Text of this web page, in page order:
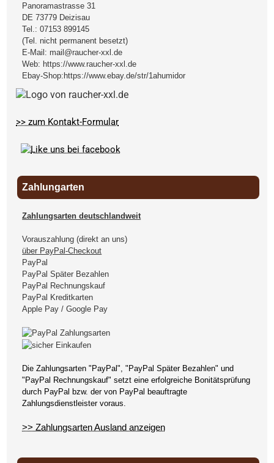
Panoramastrasse 31
DE 73779 Deizisau
Tel.:07153 899145
(Tel. nicht permanent besetzt)
E-Mail: mail@raucher-xxl.de
Web: https://www.raucher-xxl.de
Ebay-Shop: https://www.ebay.de/str/1ahumidor
>> zum Kontakt-Formular
Zahlungarten
Zahlungsarten deutschlandweit
Vorauszahlung (direkt an uns)
über PayPal-Checkout
PayPal
PayPal Später Bezahlen
PayPal Rechnungskauf
PayPal Kreditkarten
Apple Pay / Google Pay
Die Zahlungsarten "PayPal", "PayPal Später Bezahlen" und
"PayPal Rechnungskauf" setzt eine erfolgreiche Bonitätsprüfung
durch PayPal bzw. der von PayPal beauftragte
Zahlungsdienstleister voraus.
>> Zahlungsarten Ausland anzeigen